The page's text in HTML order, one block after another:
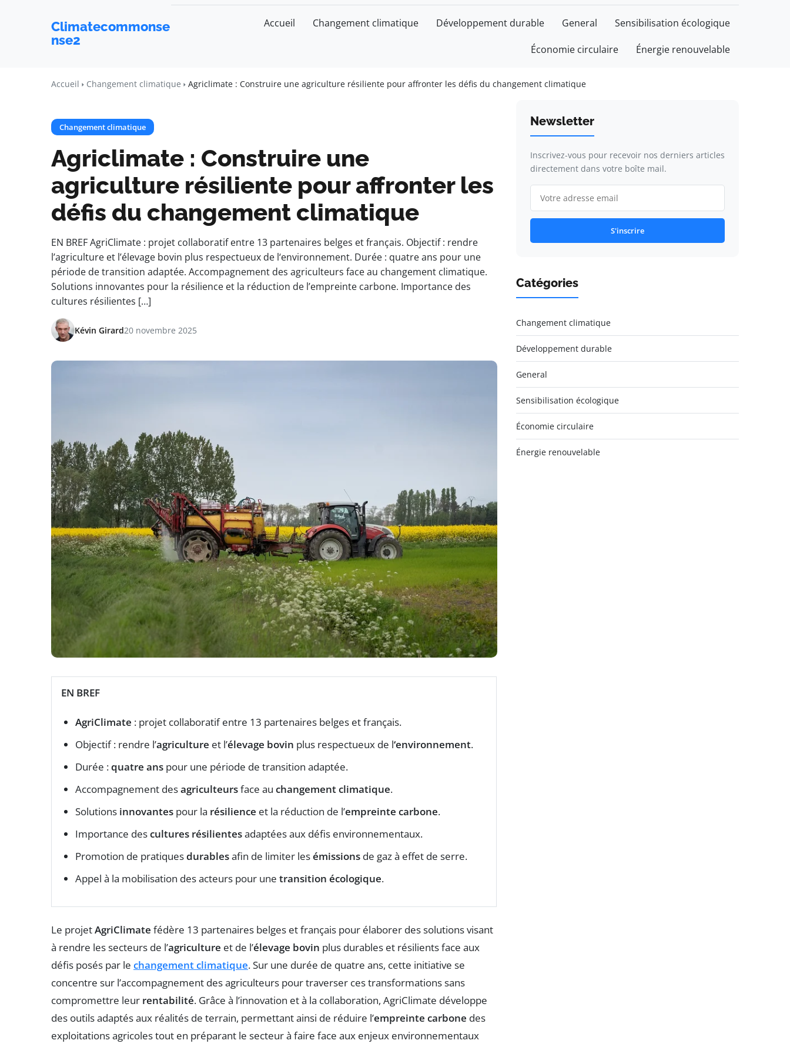
Climatecommonse
nse2
Accueil Changement climatique Développement durable General Sensibilisation écologique
Économie circulaire Énergie renouvelable
Accueil Changement climatique Agriclimate : Construire une agriculture résiliente pour affronter les défis du changement climatique
Changement climatique
Agriclimate : Construire une
agriculture résiliente pour affronter les
défis du changement climatique
EN BREF AgriClimate : projet collaboratif entre 13 partenaires belges et français. Objectif : rendre
l’agriculture et l’élevage bovin plus respectueux de l‘environnement. Durée : quatre ans pour une
période de transition adaptée. Accompagnement des agriculteurs face au changement climatique.
Solutions innovantes pour la résilience et la réduction de l’empreinte carbone. Importance des
cultures résilientes […]
Kévin Girard20 novembre 2025
EN BREF
AgriClimate : projet collaboratif entre 13 partenaires belges et français.
Objectif : rendre l’agriculture et l’élevage bovin plus respectueux de l‘environnement.
Durée :quatre ans pour une période de transition adaptée.
Accompagnement desagriculteursface au changement climatique.
Solutions innovantes pour la résilience et la réduction de l’empreinte carbone.
Importance descultures résilientesadaptées aux défis environnementaux.
Promotion de pratiquesdurablesafin de limiter lesémissions de gaz à effet de serre.
Appel à la mobilisation des acteurs pour une transition écologique.
Le projetAgriClimate fédère 13 partenaires belges et français pour élaborer des solutions visant
à rendre les secteurs de l’agriculture et de l’élevage bovin plus durables et résilients face aux
défis posés par le changement climatique. Sur une durée de quatre ans, cette initiative se
concentre sur l’accompagnement des agriculteurs pour traverser ces transformations sans
compromettre leur rentabilité. Grâce à l’innovation et à la collaboration, AgriClimate développe
des outils adaptés aux réalités de terrain, permettant ainsi de réduire l’empreinte carbone des
exploitations agricoles tout en préparant le secteur à faire face aux enjeux environnementaux
Newsletter
Inscrivez-vous pour recevoir nos derniers articles
directement dans votre boîte mail.
S'inscrire
Catégories
Changement climatique
Développement durable
General
Sensibilisation écologique
Économie circulaire
Énergie renouvelable